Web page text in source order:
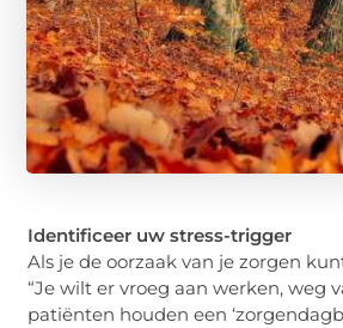
Identificeer uw stress-trigger
Als je de oorzaak van je zorgen
“Je wilt er vroeg aan werken, weg
patiënten houden een